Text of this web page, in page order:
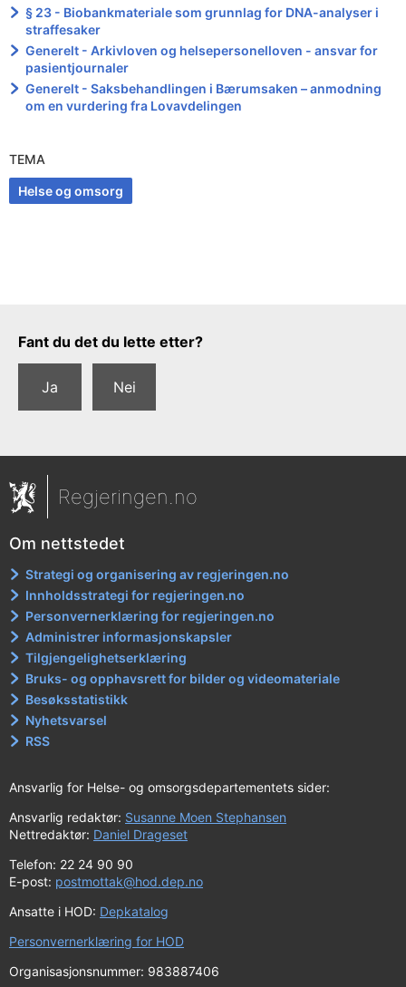
§ 23 - Biobankmateriale som grunnlag for DNA-analyser i
straffesaker
Generelt - Arkivloven og helsepersonelloven - ansvar for
pasientjournaler
Generelt - Saksbehandlingen i Bærumsaken – anmodning
om en vurdering fra Lovavdelingen
TEMA
Helse og omsorg
Tilbakemeldingsskjema
Fant du det du lette etter?
Ja Nei
Regjeringen.no
Om nettstedet
Strategi og organisering av regjeringen.no
Innholdsstrategi for regjeringen.no
Personvernerklæring for regjeringen.no
Administrer informasjonskapsler
Tilgjengelighetserklæring
Bruks- og opphavsrett for bilder og videomateriale
Besøksstatistikk
Nyhetsvarsel
RSS
Ansvarlig for Helse- og omsorgsdepartementets sider:
Ansvarlig redaktør: Susanne Moen Stephansen
Nettredaktør: Daniel Drageset
Telefon: 22 24 90 90
E-post: postmottak@hod.dep.no
Ansatte i HOD: Depkatalog
Personvernerklæring for HOD
Organisasjonsnummer: 983887406